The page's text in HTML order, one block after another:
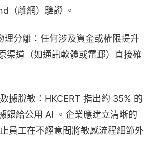
（離網）驗證 。
理分離：任何涉及資金或權限提升
渠道（如通訊軟體或電郵）直接確
據脫敏：HKCERT 指出約 35% 的
餵給公用 AI 。企業應建立清晰的
員工在不經意間將敏感流程細節外